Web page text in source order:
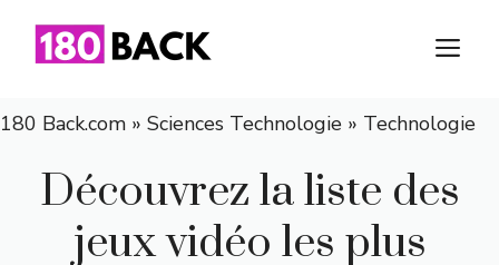
180 Back.com » Sciences Technologie » Technologie
Découvrez la liste des
jeux vidéo les plus